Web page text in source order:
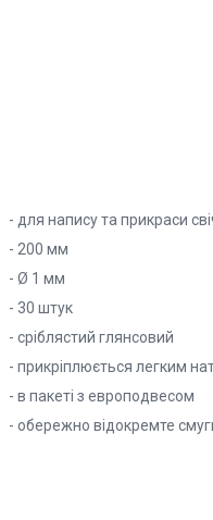
- для напису та прикраси
- 200 мм
- Ø 1 мм
- 30 штук
- сріблястий глянсовий
- прикріплюється легким
- в пакеті з европодвесом
- обережно відокремте